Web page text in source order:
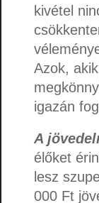
kivétel
Azok,
igazán
A
élőket
lesz
000 Ft